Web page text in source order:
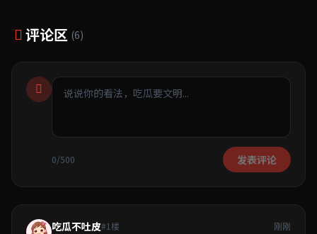
评论区 (6)
0/500 发表评论
吃瓜不吐皮#1楼 刚刚